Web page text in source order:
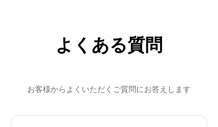
よくある質問
お客様からよくいただくご質問にお答えします